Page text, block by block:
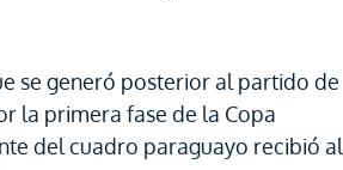
se generó posterior al partido de
la primera fase de la Copa
del cuadro paraguayo recibió al